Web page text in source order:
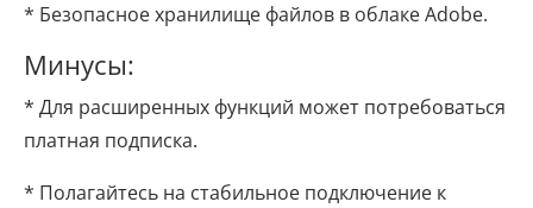
* Безопасное хранилище файлов в облаке Adobe.
Минусы:
* Для расширенных функций может потребоваться
платная подписка.
* Полагайтесь на стабильное подключение к